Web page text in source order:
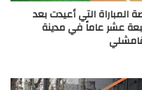
المباراة التي أعيدت بعد
عشر عاماً في مدينة